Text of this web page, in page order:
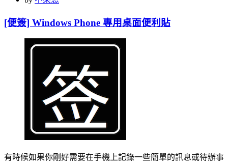
[便簽] Windows Phone 專用桌面便利貼
有時候如果你剛好需要在手機上記錄一些簡單的訊息或待辦事